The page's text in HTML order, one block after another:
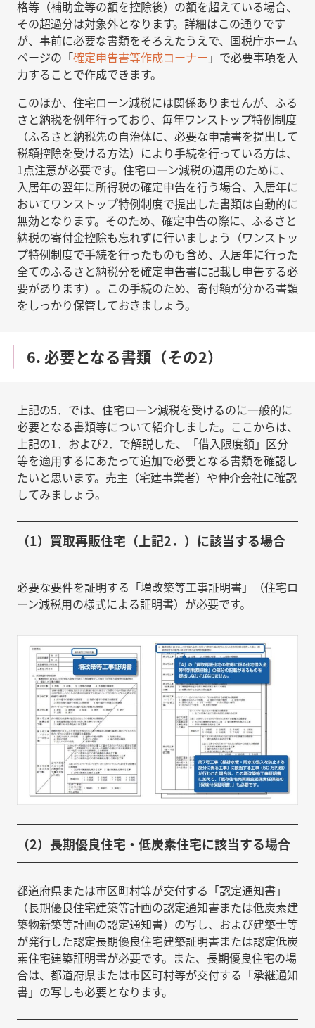
格等（補助金等の額を控除後）の額を超えている場合、
その超過分は対象外となります。詳細はこの通りです
が、事前に必要な書類をそろえたうえで、国税庁ホーム
ページの「確定申告書等作成コーナー 」で必要事項を入
力することで作成できます。
このほか、住宅ローン減税には関係ありませんが、ふる
さと納税を例年行っており、毎年ワンストップ特例制度
（ふるさと納税先の自治体に、必要な申請書を提出して
税額控除を受ける方法）により手続を行っている方は、
1点注意が必要です。住宅ローン減税の適用のために、
入居年の翌年に所得税の確定申告を行う場合、入居年に
おいてワンストップ特例制度で提出した書類は自動的に
無効となります。そのため、確定申告の際に、ふるさと
納税の寄付金控除も忘れずに行いましょう（ワンストッ
プ特例制度で手続を行ったものも含め、入居年に行った
全てのふるさと納税分を確定申告書に記載し申告する必
要があります）。この手続のため、寄付額が分かる書類
をしっかり保管しておきましょう。
6. 必要となる書類（その2）
上記の5．では、住宅ローン減税を受けるのに一般的に
必要となる書類等について紹介しました。ここからは、
上記の1．および2．で解説した、「借入限度額」区分
等を適用するにあたって追加で必要となる書類を確認し
たいと思います。売主（宅建事業者）や仲介会社に確認
してみましょう。
（1）買取再販住宅（上記2．）に該当する場合
必要な要件を証明する「増改築等工事証明書」（住宅ロ
ーン減税用の様式による証明書）が必要です。
（2）長期優良住宅・低炭素住宅に該当する場合
都道府県または市区町村等が交付する「認定通知書」
（長期優良住宅建築等計画の認定通知書または低炭素建
築物新築等計画の認定通知書）の写し、および建築士等
が発行した認定長期優良住宅建築証明書または認定低炭
素住宅建築証明書が必要です。また、長期優良住宅の場
合は、都道府県または市区町村等が交付する「承継通知
書」の写しも必要となります。